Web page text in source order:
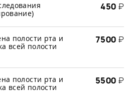
450 ₽
полости рта и
всей полости
7500 ₽
полости рта и
всей полости
5500 ₽